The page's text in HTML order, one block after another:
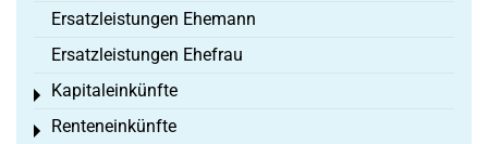
Ersatzleistungen Ehemann
Ersatzleistungen Ehefrau
Kapitaleinkünfte
Toggle menu
Renteneinkünfte
Toggle menu